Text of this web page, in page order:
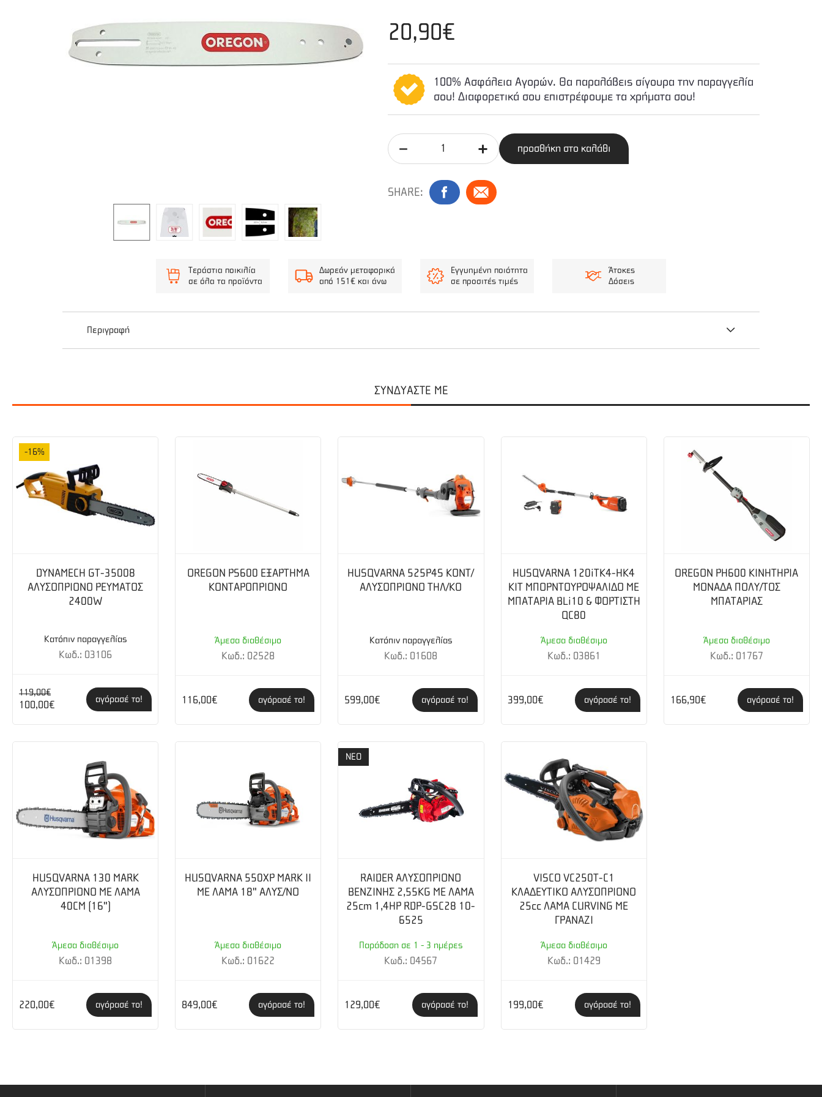
20,90€
100% Ασφάλεια Αγορών. Θα παραλάβεις σίγουρα την παραγγελία
σου! Διαφορετικά σου επιστρέφουμε τα χρήματα σου!
προσθήκη στο καλάθι
SHARE:
Τεράστια ποικιλία
σε όλα τα προϊόντα
Δωρεάν μεταφορικά
από 151€ και άνω
Εγγυημένη ποιότητα
σε προσιτές τιμές
Άτοκες
Δόσεις
Περιγραφή
Κατάλληλη για Husqvarna, Makita, McCulloch, Homelite, Poulan, Oleo-Mac, Shindaiwa, Dolmar...
Ειδικά σχεδιασμένη μύτη για λιγότερο κλότσημα.
Χρησιμοποιείται και από τις δύο πλευρές για μεγαλύτερη διάρκεια ζωής.
ΣΥΝΔΥΑΣΤΕ ΜΕ
-16%
DYNAMECH GT-35008
ΑΛΥΣΟΠΡΙΟΝΟ ΡΕΥΜΑΤΟΣ
2400W
Κατόπιν παραγγελίας
Κωδ.: 03106
119,00€
100,00€
αγόρασέ το!
OREGON PS600 ΕΞΑΡΤΗΜΑ
ΚΟΝΤΑΡΟΠΡΙΟΝΟ
Άμεσα διαθέσιμο
Κωδ.: 02528
116,00€ αγόρασέ το!
HUSQVARNA 525P4S ΚΟΝΤ/
ΑΛΥΣΟΠΡΙΟΝΟ ΤΗΛ/ΚΟ
Κατόπιν παραγγελίας
Κωδ.: 01608
599,00€ αγόρασέ το!
HUSQVARNA 120iTK4-HK4
KIT ΜΠΟΡΝΤΟΥΡΟΨΑΛΙΔΟ ΜΕ
ΜΠΑΤΑΡΙΑ BLi10 & ΦΟΡΤΙΣΤΗ
QC80
Άμεσα διαθέσιμο
Κωδ.: 03861
399,00€ αγόρασέ το!
OREGON PH600 ΚΙΝΗΤΗΡΙΑ
ΜΟΝΑΔΑ ΠΟΛΥ/ΤΟΣ
ΜΠΑΤΑΡΙΑΣ
Άμεσα διαθέσιμο
Κωδ.: 01767
166,90€ αγόρασέ το!
HUSQVARNA 130 MARK
ΑΛΥΣΟΠΡΙΟΝΟ ΜΕ ΛΑΜΑ
40CM (16")
Άμεσα διαθέσιμο
Κωδ.: 01398
220,00€ αγόρασέ το!
HUSQVARNA 550XP MARK II
ME ΛΑΜΑ 18" ΑΛΥΣ/ΝΟ
Άμεσα διαθέσιμο
Κωδ.: 01622
849,00€ αγόρασέ το!
ΝΕΟ
RAIDER ΑΛΥΣΟΠΡΙΟΝΟ
ΒΕΝΖΙΝΗΣ 2,55KG ΜΕ ΛΑΜΑ
25cm 1,4HP RDP-GSC28 10-
6525
Παράδοση σε 1 - 3 ημέρες
Κωδ.: 04567
129,00€ αγόρασέ το!
VISCO VC250T-C1
ΚΛΑΔΕΥΤΙΚΟ ΑΛΥΣΟΠΡΙΟΝΟ
25cc ΛΑΜΑ CURVING ΜΕ
ΓΡΑΝΑΖΙ
Άμεσα διαθέσιμο
Κωδ.: 01429
199,00€ αγόρασέ το!